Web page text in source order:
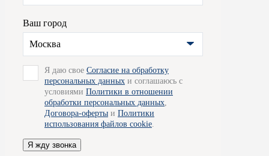
Ваш город
Москва
Я даю свое Согласие на обработку
персональных данных и соглашаюсь с
условиями Политики в отношении
обработки персональных данных
Договора-оферты и Политики
использования файлов cookie
Я жду звонка